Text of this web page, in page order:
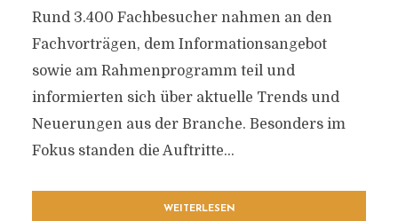
Rund 3.400 Fachbesucher nahmen an den
Fachvorträgen, dem Informationsangebot
sowie am Rahmenprogramm teil und
informierten sich über aktuelle Trends und
Neuerungen aus der Branche. Besonders im
Fokus standen die Auftritte...
WEITERLESEN